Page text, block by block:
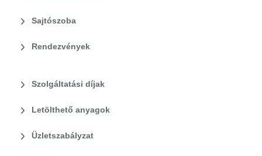
Sajtószoba
Rendezvények
Szolgáltatási díjak
Letölthető anyagok
Üzletszabályzat